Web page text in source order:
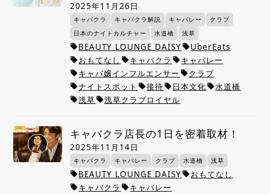
2025年11月26日
キャバクラ キャバクラ解説 キャバレー
クラブ
日本のナイトカルチャー
水道橋 浅草
local_offerBEAUTY LOUNGE DAISY local_offerUberEats
local_offerおもてなし local_offerキャバクラ local_offerキャバレー
local_offerキャバ嬢インフルエンサー local_offerクラブ
local_offerナイトスポット local_offer接待 local_offer 日本文化 local_offer水道橋
local_offer浅草 local_offer浅草クラブロイヤル
キャバクラ店長の1日を密着取材！
2025年11月14日
キャバクラ キャバレー クラブ 水道橋 浅草
local_offerBEAUTY LOUNGE DAISY local_offerおもてなし
local_offerキャバクラ local_offerキャバレー